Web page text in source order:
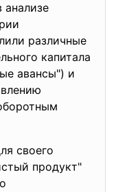
анализе
различные
капитала
авансы") и
своего
продукт"